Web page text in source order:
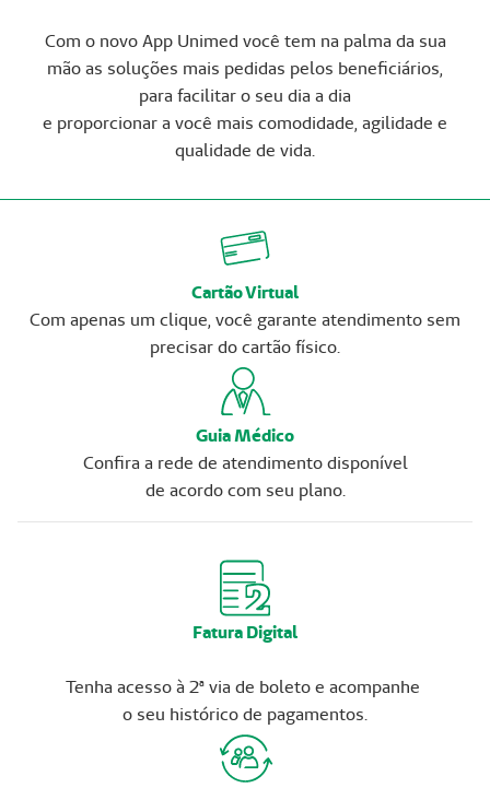
Com o novo App Unimed você tem na palma da sua
mão as soluções mais pedidas pelos beneficiários,
para facilitar o seu dia a dia
e proporcionar a você mais comodidade, agilidade e
qualidade de vida.
Cartão Virtual
Com apenas um clique, você garante atendimento sem
precisar do cartão físico.
Guia Médico
Confira a rede de atendimento disponível
de acordo com seu plano.
Fatura Digital
Tenha acesso à 2ª via de boleto e acompanhe
o seu histórico de pagamentos.